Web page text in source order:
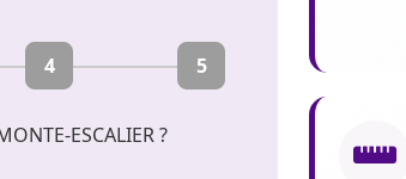
4 5
ESCALIER ?